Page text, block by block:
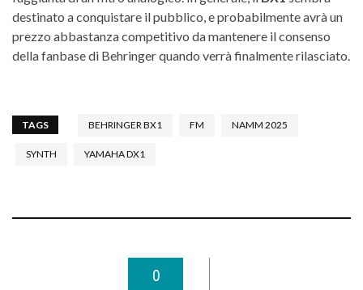
destinato a conquistare il pubblico, e probabilmente avrà un
prezzo abbastanza competitivo da mantenere il consenso
della fanbase di Behringer quando verrà finalmente rilasciato.
TAGS BEHRINGER BX1 FM NAMM 2025
SYNTH YAMAHA DX1
0